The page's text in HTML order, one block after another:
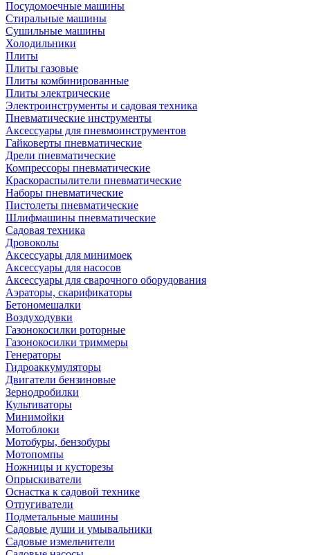
Посудомоечные машины
Стиральные машины
Сушильные машины
Холодильники
Плиты
Плиты газовые
Плиты комбинированные
Плиты электрические
Электроинструменты и садовая техника
Пневматические инструменты
Аксессуары для пневмоинструментов
Гайковерты пневматические
Дрели пневматические
Компрессоры пневматические
Краскораспылители пневматические
Наборы пневматические
Пистолеты пневматические
Шлифмашины пневматические
Садовая техника
Дровоколы
Аксессуары для минимоек
Аксессуары для насосов
Аксессуары для сварочного оборудования
Аэраторы, скарификаторы
Бетономешалки
Воздуходувки
Газонокосилки роторные
Газонокосилки триммеры
Генераторы
Гидроаккумуляторы
Двигатели бензиновые
Зернодробилки
Культиваторы
Минимойки
Мотоблоки
Мотобуры, бензобуры
Мотопомпы
Ножницы и кусторезы
Опрыскиватели
Оснастка к садовой технике
Отпугиватели
Подметальные машины
Садовые души и умывальники
Садовые измельчители